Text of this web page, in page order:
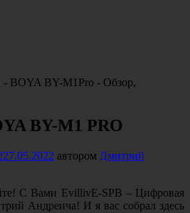
BY-M1 PRO
27.05.2022 автором Дмитрий
С Вами EvillivE-SPB – Цифровая
Андреича! И я вас собрал здесь